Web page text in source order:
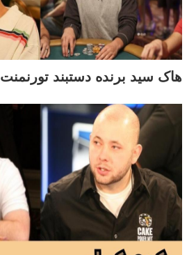
هاک سید برنده دستبند تورنمنت WSOP 1996